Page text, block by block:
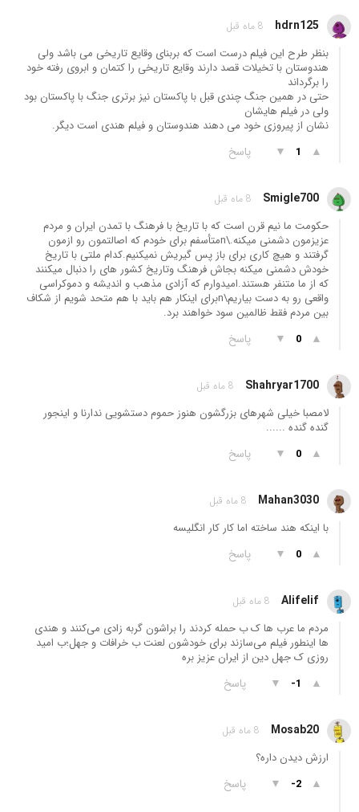
hdrn125 8 ماه قبل
بنظر طرح این فیلم درست است که بربنای وقایع تاریخی می باشد ولی
هندوستان با تخیلات قصد دارند وقایع تاریخی را کتمان و ابروی رفته خود
را برگرداند
حتی در همین جنگ چندی قبل با پاکستان نیز برتری جنگ با پاکستان بود
ولی در فیلم هایشان
نشان از پیروزی خود می دهند هندوستان و فیلم هندی است دیگر.
▲
1
▼ پاسخ
Smigle700 8 ماه قبل
حکومت ما نیم قرن است که با تاریخ با فرهنگ با تمدن ایران و مردم
عزیزمون دشمنی میکنه.\nمتأسفم برای خودم که اصالتمون رو ازمون
گرفتند و هیچ کاری برای باز پس گیریش نمیکنیم.کدام ملتی با تاریخ
خودش دشمنی میکنه بجاش فرهنگ وتاریخ کشور های را دنبال میکنند
که از ما متنفر هستند.امیدوارم که آزادی مذهب و اندیشه و دموکراسی
واقعی رو به دست بیاریم\nبرای اینکار هم باید با هم متحد شویم از شکاف
بین مردم فقط ظالمین سود خواهند برد.
▲
0
▼ پاسخ
Shahryar1700 8 ماه قبل
لامصبا خیلی شهرهای بزرگشون هنوز حموم دستشویی ندارنا و اینجور
گنده گنده ......
▲
0
▼ پاسخ
Mahan3030 8 ماه قبل
با اینکه هند ساخته اما کار کار انگلیسه
▲
0
▼ پاسخ
Alifelif 8 ماه قبل
مردم ما عرب ها ک ب حمله کردند را براشون گربه زادی می‌کنند و هندی
ها اینطور فیلم می‌سازند برای خودشون لعنت ب خرافات و جهل؛ب امید
روزی ک جهل دین از ایران عزیز بره
▲
-1
▼ پاسخ
Mosab20 8 ماه قبل
ارزش دیدن داره؟
▲
-2
▼ پاسخ